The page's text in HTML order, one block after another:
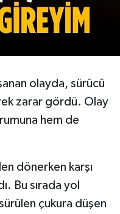
olayda, sürücü
zarar gördü. Olay
hem de
dönerken karşı
Bu sırada yol
çukura düşen